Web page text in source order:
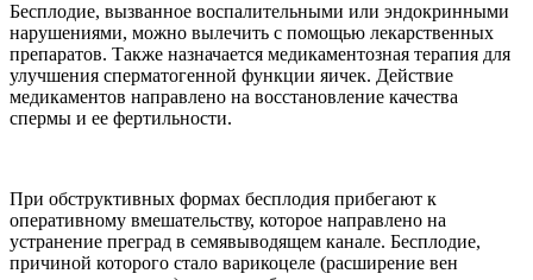
Бесплодие, вызванное воспалительными или эндокринными
нарушениями, можно вылечить с помощью лекарственных
препаратов. Также назначается медикаментозная терапия для
улучшения сперматогенной функции яичек. Действие
медикаментов направлено на восстановление качества
спермы и ее фертильности.
При обструктивных формах бесплодия прибегают к
оперативному вмешательству, которое направлено на
устранение преград в семявыводящем канале. Бесплодие,
причиной которого стало варикоцеле (расширение вен